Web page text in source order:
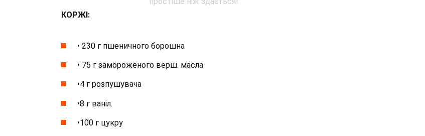
КОРЖІ:
• 230 г пшеничного борошна
• 75 г замороженого верш. масла
•4 г розпушувача
•8 г ваніл.
•100 г цукру